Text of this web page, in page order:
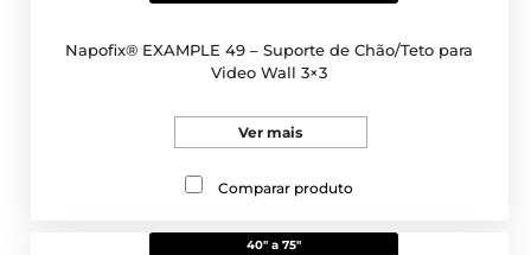
Napofix® EXAMPLE 49 – Suporte de Chão/Teto para
Video Wall 3×3
Ver mais
Comparar produto
40" a 75"